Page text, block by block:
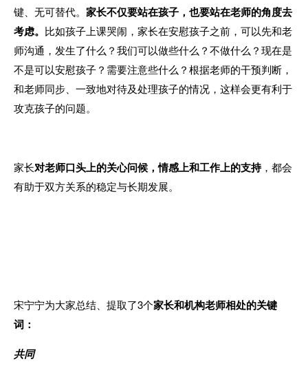
键、无可替代。 家长不仅要站在孩子，也要站在老师的角度去
考虑。 比如孩子上课哭闹，家长在安慰孩子之前，可以先和老
师沟通，发生了什么？我们可以做些什么？不做什么？现在是
不是可以安慰孩子？需要注意些什么？根据老师的干预判断，
和老师同步、一致地对待及处理孩子的情况，这样会更有利于
攻克孩子的问题。
家长对老师口头上的关心问候，情感上和工作上的支持，都会
有助于双方关系的稳定与长期发展。
宋宁宁为大家总结、提取了3个家长和机构老师相处的关键
词：
共同